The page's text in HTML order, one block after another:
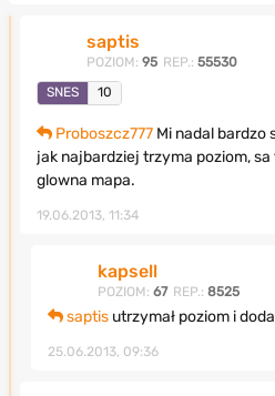
saptis
POZIOM: 95 REP.: 55530
SNES 10
Proboszcz777 Mi nadal bardzo
jak najbardziej trzyma poziom,
glowna mapa.
19.06.2013, 11:34
kapsell
POZIOM: 67 REP.: 8525
saptis utrzymał poziom i
25.06.2013, 09:36